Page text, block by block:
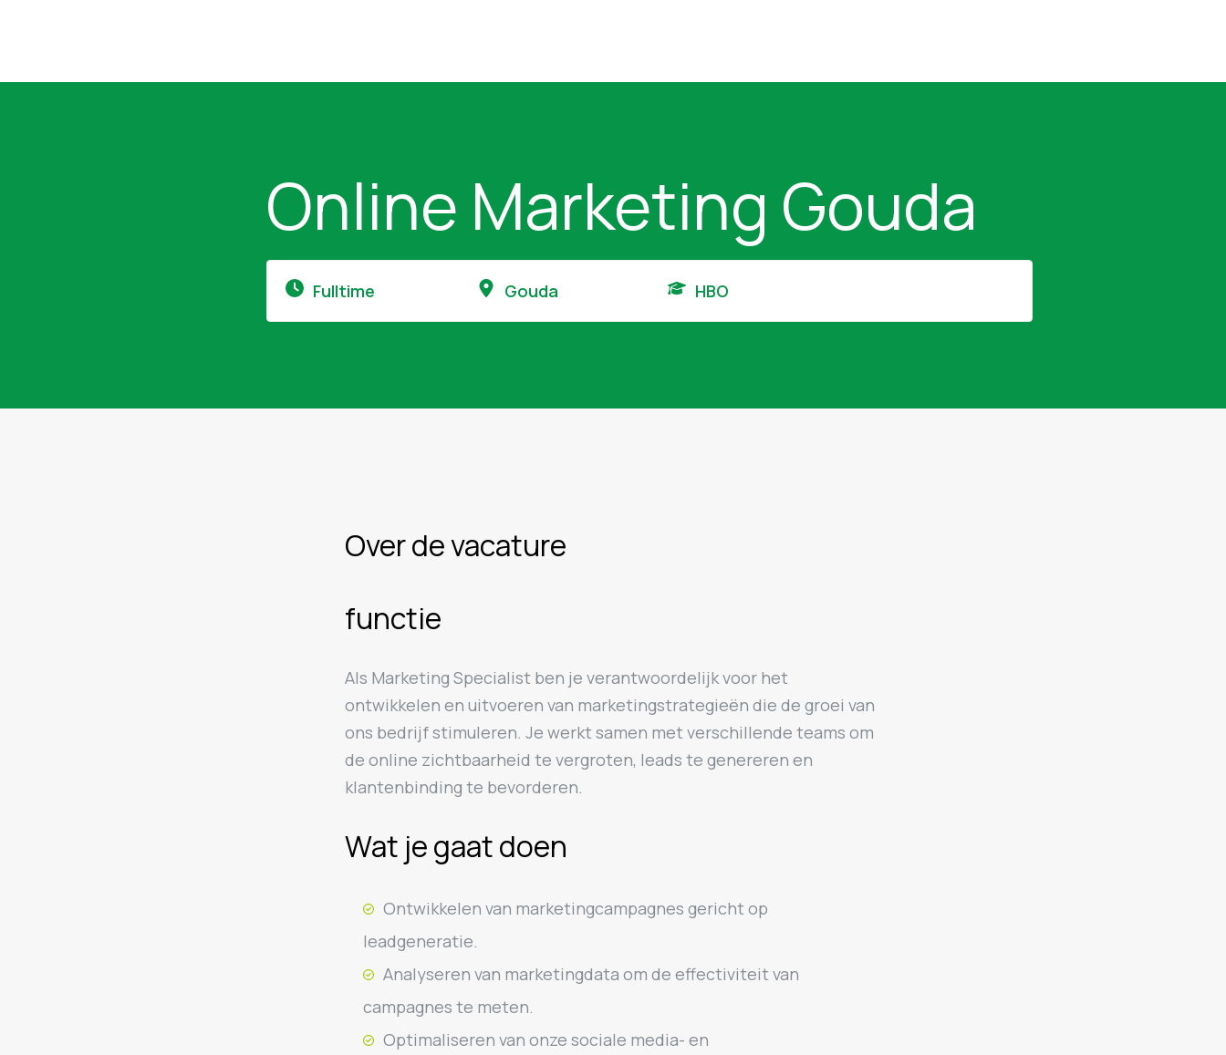
Online Marketing Gouda
Fulltime Gouda HBO
Over de vacature
functie
Als Marketing Specialist ben je verantwoordelijk voor het
ontwikkelen en uitvoeren van marketingstrategieën die de groei van
ons bedrijf stimuleren. Je werkt samen met verschillende teams om
de online zichtbaarheid te vergroten, leads te genereren en
klantenbinding te bevorderen.
Wat je gaat doen
Ontwikkelen van marketingcampagnes gericht op
leadgeneratie.
Analyseren van marketingdata om de effectiviteit van
campagnes te meten.
Optimaliseren van onze sociale media- en